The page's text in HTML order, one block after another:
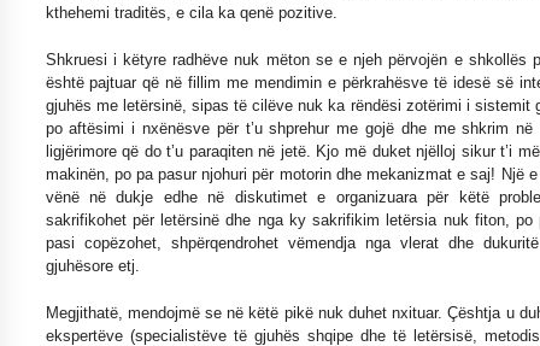
kthehemi traditës, e cila ka qenë pozitive.
Shkruesi i këtyre radhëve nuk mëton se e njeh përvojën e shkollës
është pajtuar që në fillim me mendimin e përkrahësve të idesë së
gjuhës me letërsinë, sipas të cilëve nuk ka rëndësi zotërimi i sistemit
po aftësimi i nxënësve për t’u shprehur me gojë dhe me shkrim
ligjërimore që do t’u paraqiten në jetë. Kjo më duket njëlloj sikur t’i
makinën, po pa pasur njohuri për motorin dhe mekanizmat e saj! Një
vënë në dukje edhe në diskutimet e organizuara për këtë
sakrifikohet për letërsinë dhe nga ky sakrifikim letërsia nuk fiton, po
pasi copëzohet, shpërqendrohet vëmendja nga vlerat dhe
gjuhësore etj.
Megjithatë, mendojmë se në këtë pikë nuk duhet nxituar. Çështja u
ekspertëve (specialistëve të gjuhës shqipe dhe të letërsisë,